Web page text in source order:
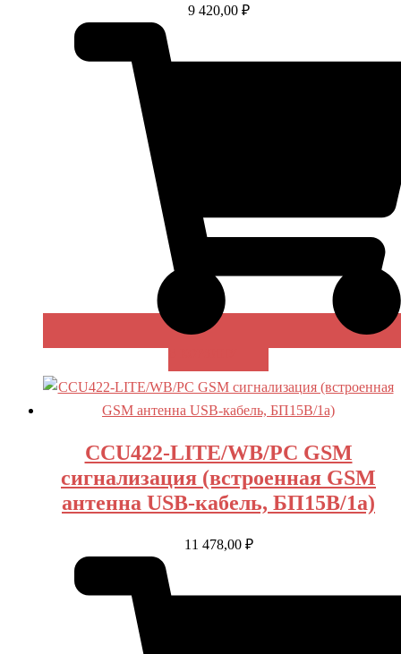
9 420,00 ₽
CCU422-LITE/WB/PC GSM
сигнализация (встроенная GSM
антенна USB-кабель, БП15В/1а)
11 478,00 ₽